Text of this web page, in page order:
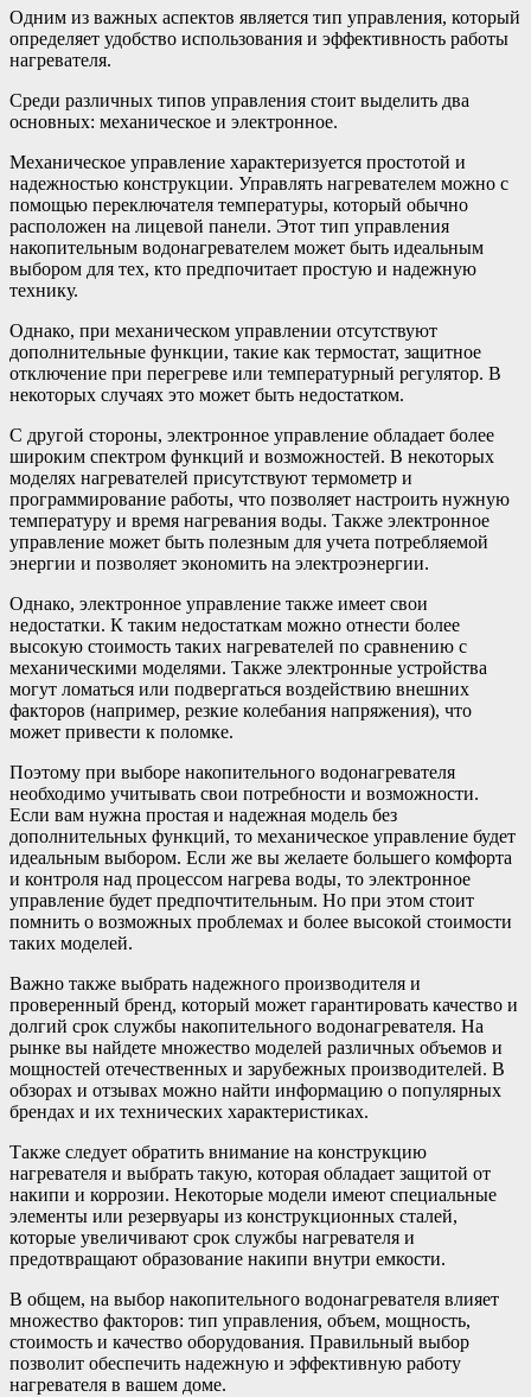
Одним из важных аспектов является тип управления, который
определяет удобство использования и эффективность работы
нагревателя.
Среди различных типов управления стоит выделить два
основных: механическое и электронное.
Механическое управление характеризуется простотой и
надежностью конструкции. Управлять нагревателем можно с
помощью переключателя температуры, который обычно
расположен на лицевой панели. Этот тип управления
накопительным водонагревателем может быть идеальным
выбором для тех, кто предпочитает простую и надежную
технику.
Однако, при механическом управлении отсутствуют
дополнительные функции, такие как термостат, защитное
отключение при перегреве или температурный регулятор. В
некоторых случаях это может быть недостатком.
С другой стороны, электронное управление обладает более
широким спектром функций и возможностей. В некоторых
моделях нагревателей присутствуют термометр и
программирование работы, что позволяет настроить нужную
температуру и время нагревания воды. Также электронное
управление может быть полезным для учета потребляемой
энергии и позволяет экономить на электроэнергии.
Однако, электронное управление также имеет свои
недостатки. К таким недостаткам можно отнести более
высокую стоимость таких нагревателей по сравнению с
механическими моделями. Также электронные устройства
могут ломаться или подвергаться воздействию внешних
факторов (например, резкие колебания напряжения), что
может привести к поломке.
Поэтому при выборе накопительного водонагревателя
необходимо учитывать свои потребности и возможности.
Если вам нужна простая и надежная модель без
дополнительных функций, то механическое управление будет
идеальным выбором. Если же вы желаете большего комфорта
и контроля над процессом нагрева воды, то электронное
управление будет предпочтительным. Но при этом стоит
помнить о возможных проблемах и более высокой стоимости
таких моделей.
Важно также выбрать надежного производителя и
проверенный бренд, который может гарантировать качество и
долгий срок службы накопительного водонагревателя. На
рынке вы найдете множество моделей различных объемов и
мощностей отечественных и зарубежных производителей. В
обзорах и отзывах можно найти информацию о популярных
брендах и их технических характеристиках.
Также следует обратить внимание на конструкцию
нагревателя и выбрать такую, которая обладает защитой от
накипи и коррозии. Некоторые модели имеют специальные
элементы или резервуары из конструкционных сталей,
которые увеличивают срок службы нагревателя и
предотвращают образование накипи внутри емкости.
В общем, на выбор накопительного водонагревателя влияет
множество факторов: тип управления, объем, мощность,
стоимость и качество оборудования. Правильный выбор
позволит обеспечить надежную и эффективную работу
нагревателя в вашем доме.